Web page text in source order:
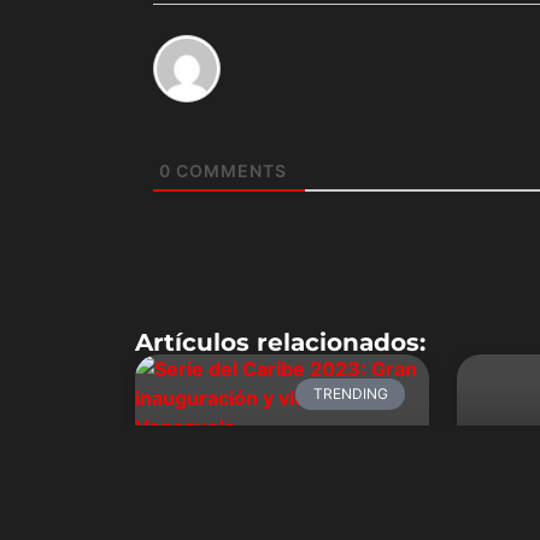
0 COMMENTS
Artículos relacionados:
TRENDING